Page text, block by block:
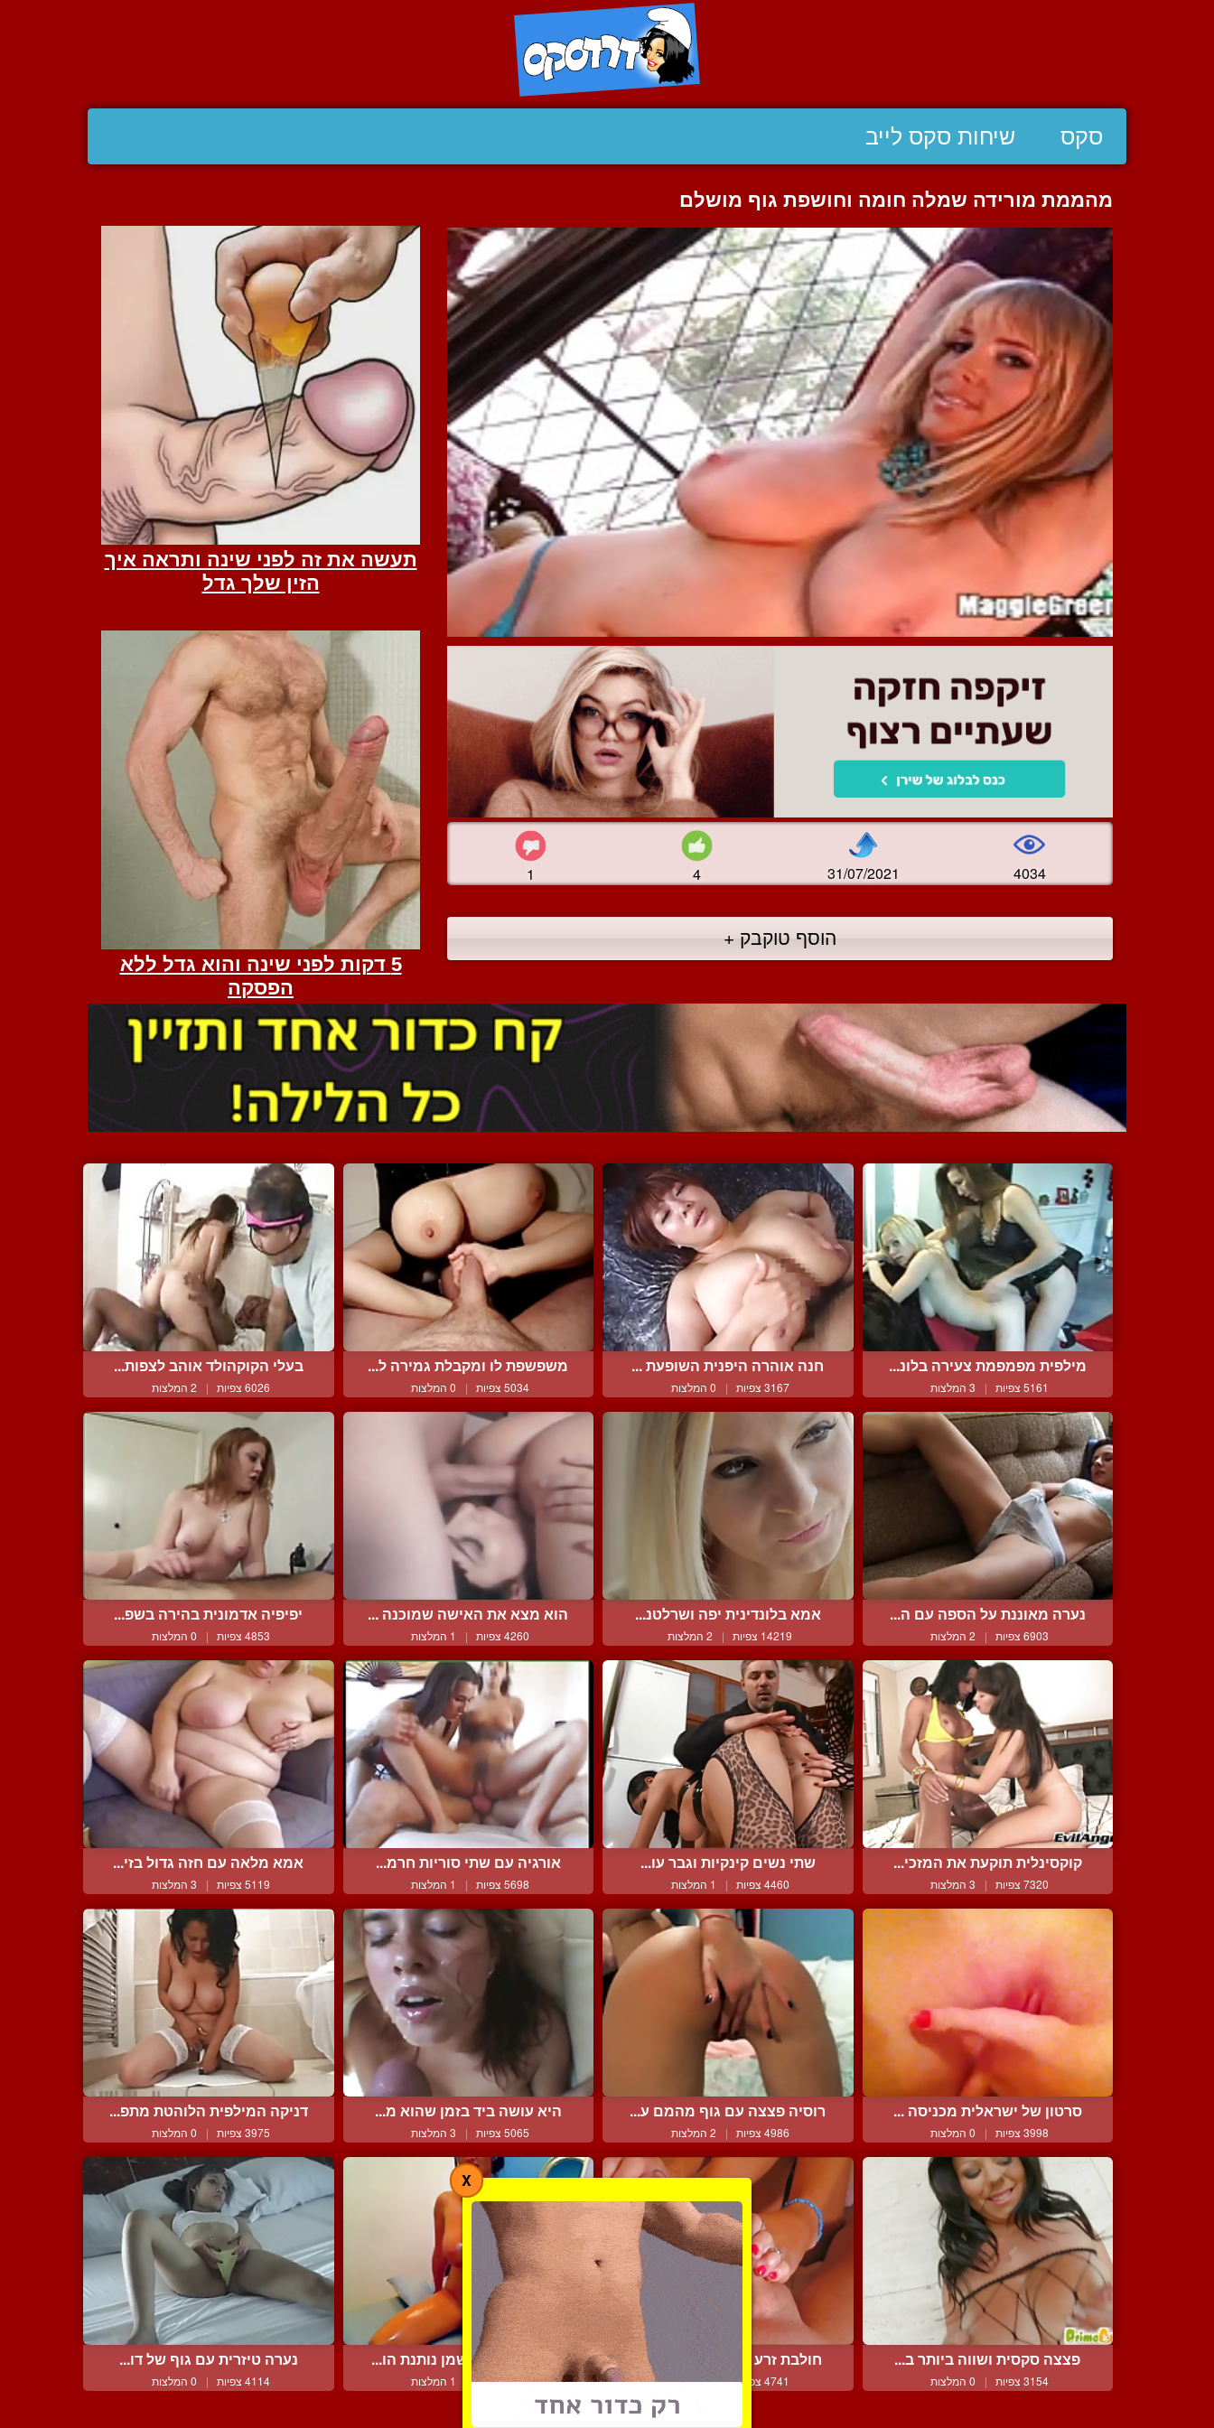
סקס שיחות סקס לייב
מהממת מורידה שמלה חומה וחושפת גוף מושלם
1 4 31/07/2021 4034
הוסף טוקבק +
מילפית מפמפמת צעירה בלונ...
5161 צפיות | 3 המלצות
חנה אוהרה היפנית השופעת ...
3167 צפיות | 0 המלצות
משפשפת לו ומקבלת גמירה ל...
5034 צפיות | 0 המלצות
בעלי הקוקהולד אוהב לצפות...
6026 צפיות | 2 המלצות
נערה מאוננת על הספה עם ה...
6903 צפיות | 2 המלצות
אמא בלונדינית יפה ושרלטנ...
14219 צפיות | 2 המלצות
הוא מצא את האישה שמוכנה ...
4260 צפיות | 1 המלצות
יפיפיה אדמונית בהירה בשפ...
4853 צפיות | 0 המלצות
קוקסינלית תוקעת את המזכי...
7320 צפיות | 3 המלצות
שתי נשים קינקיות וגבר עו...
4460 צפיות | 1 המלצות
אורגיה עם שתי סוריות חרמ...
5698 צפיות | 1 המלצות
אמא מלאה עם חזה גדול בזי...
5119 צפיות | 3 המלצות
סרטון של ישראלית מכניסה ...
3998 צפיות | 0 המלצות
רוסיה פצצה עם גוף מהמם ע...
4986 צפיות | 2 המלצות
היא עושה ביד בזמן שהוא מ...
5065 צפיות | 3 המלצות
דניקה המילפית הלוהטת מתפ...
3975 צפיות | 0 המלצות
פצצה סקסית ושווה ביותר ב...
3154 צפיות | 0 המלצות
חולבת זרע בעזרת רגליה המ...
4741 צפיות | 0 המלצות
פצצה מרוחה בשמן נותנת הו...
3859 צפיות | 1 המלצות
נערה טיזרית עם גוף של דו...
4114 צפיות | 0 המלצות
צור קשר
X